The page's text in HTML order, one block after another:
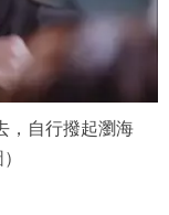
，自行撥起瀏海